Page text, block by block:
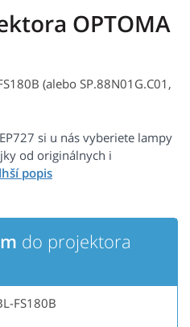
OPTOMA
(alebo SP.88N01G.C01,
si u nás vyberiete lampy
od originálnych i
do projektora
FS180B